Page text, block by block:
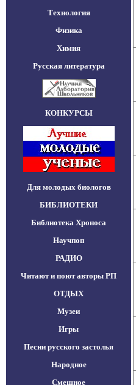
Технология
Физика
Химия
Русская литература
КОНКУРСЫ
Для молодых биологов
БИБЛИОТЕКИ
Библиотека Хроноса
Научпоп
РАДИО
Читают и поют авторы РП
ОТДЫХ
Музеи
Игры
Песни русского застолья
Народное
Смешное